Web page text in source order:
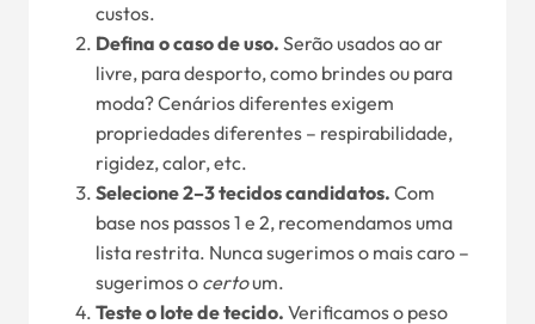
custos.
Defina o caso de uso. Serão usados ao ar
livre, para desporto, como brindes ou para
moda? Cenários diferentes exigem
propriedades diferentes – respirabilidade,
rigidez, calor, etc.
Selecione 2–3 tecidos candidatos. Com
base nos passos 1 e 2, recomendamos uma
lista restrita. Nunca sugerimos o mais caro –
sugerimos o certoum.
Teste o lote de tecido. Verificamos o peso